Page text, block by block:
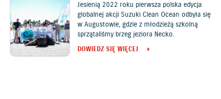
Jesienią 2022 roku pierwsza polska edycja
globalnej akcji Suzuki Clean Ocean odbyła się
w Augustowie, gdzie z młodzieżą szkolną
sprzątaliśmy brzeg jeziora Necko.
DOWIEDZ SIĘ WIĘCEJ